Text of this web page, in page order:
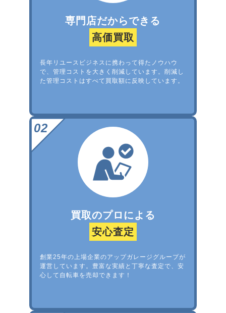
専門店だからできる
高価買取
長年リユースビジネスに携わって得たノウハウ
で、管理コストを大きく削減しています。削減し
た管理コストはすべて買取額に反映しています。
買取のプロによる
安心査定
創業25年の上場企業のアップガレージグループが
運営しています。豊富な実績と丁寧な査定で、安
心して自転車を売却できます！